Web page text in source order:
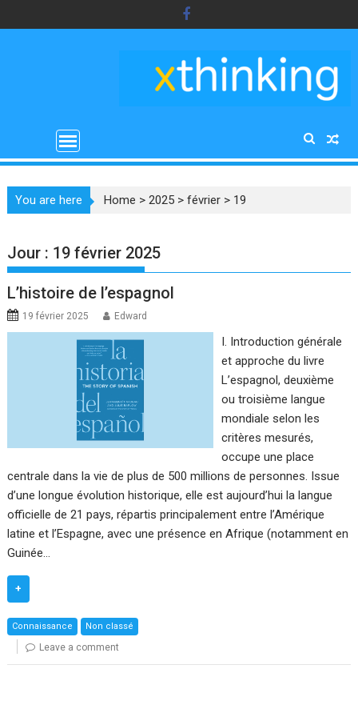
to
You are here Home >2025 >février > 19
Jour : 19 février 2025
L’histoire de l’espagnol
19 février 2025 Edward
I. Introduction générale
et approche du livre
L’espagnol, deuxième
ou troisième langue
mondiale selon les
critères mesurés,
occupe une place
centrale dans la vie de plus de 500 millions de personnes. Issue
d’une longue évolution historique, elle est aujourd’hui la langue
officielle de 21 pays, répartis principalement entre l’Amérique
latine et l’Espagne, avec une présence en Afrique (notamment en
Guinée…
+
Connaissance Non classé
Leave a comment